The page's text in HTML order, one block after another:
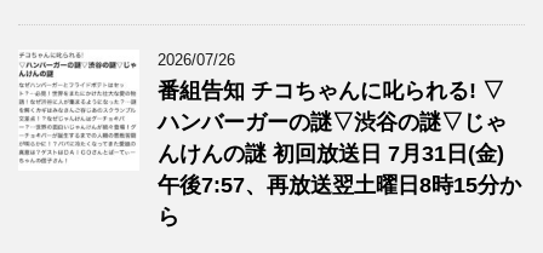
2026/07/26
番組告知 チコちゃんに叱られる! ▽
ハンバーガーの謎▽渋谷の謎▽じゃ
んけんの謎 初回放送日 7月31日(金)
午後7:57、再放送翌土曜日8時15分か
ら